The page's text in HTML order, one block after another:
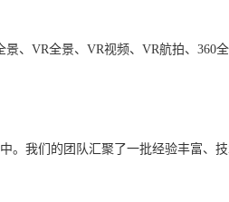
VR全景、VR视频、VR航拍、360全
我们的团队汇聚了一批经验丰富、